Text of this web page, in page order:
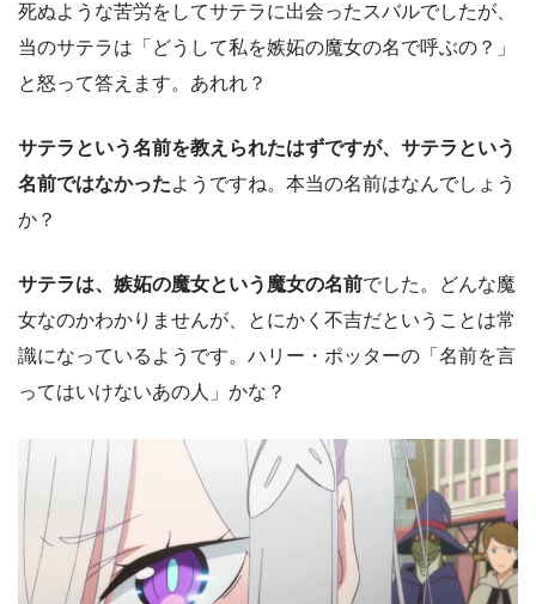
死ぬような苦労をしてサテラに出会ったスバルでしたが、
当のサテラは「どうして私を嫉妬の魔女の名で呼ぶの？」
と怒って答えます。あれれ？
サテラという名前を教えられたはずですが、サテラという
名前ではなかったようですね。本当の名前はなんでしょう
か？
サテラは、嫉妬の魔女という魔女の名前でした。どんな魔
女なのかわかりませんが、とにかく不吉だということは常
識になっているようです。ハリー・ポッターの「名前を言
ってはいけないあの人」かな？